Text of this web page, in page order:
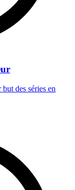
des séries en